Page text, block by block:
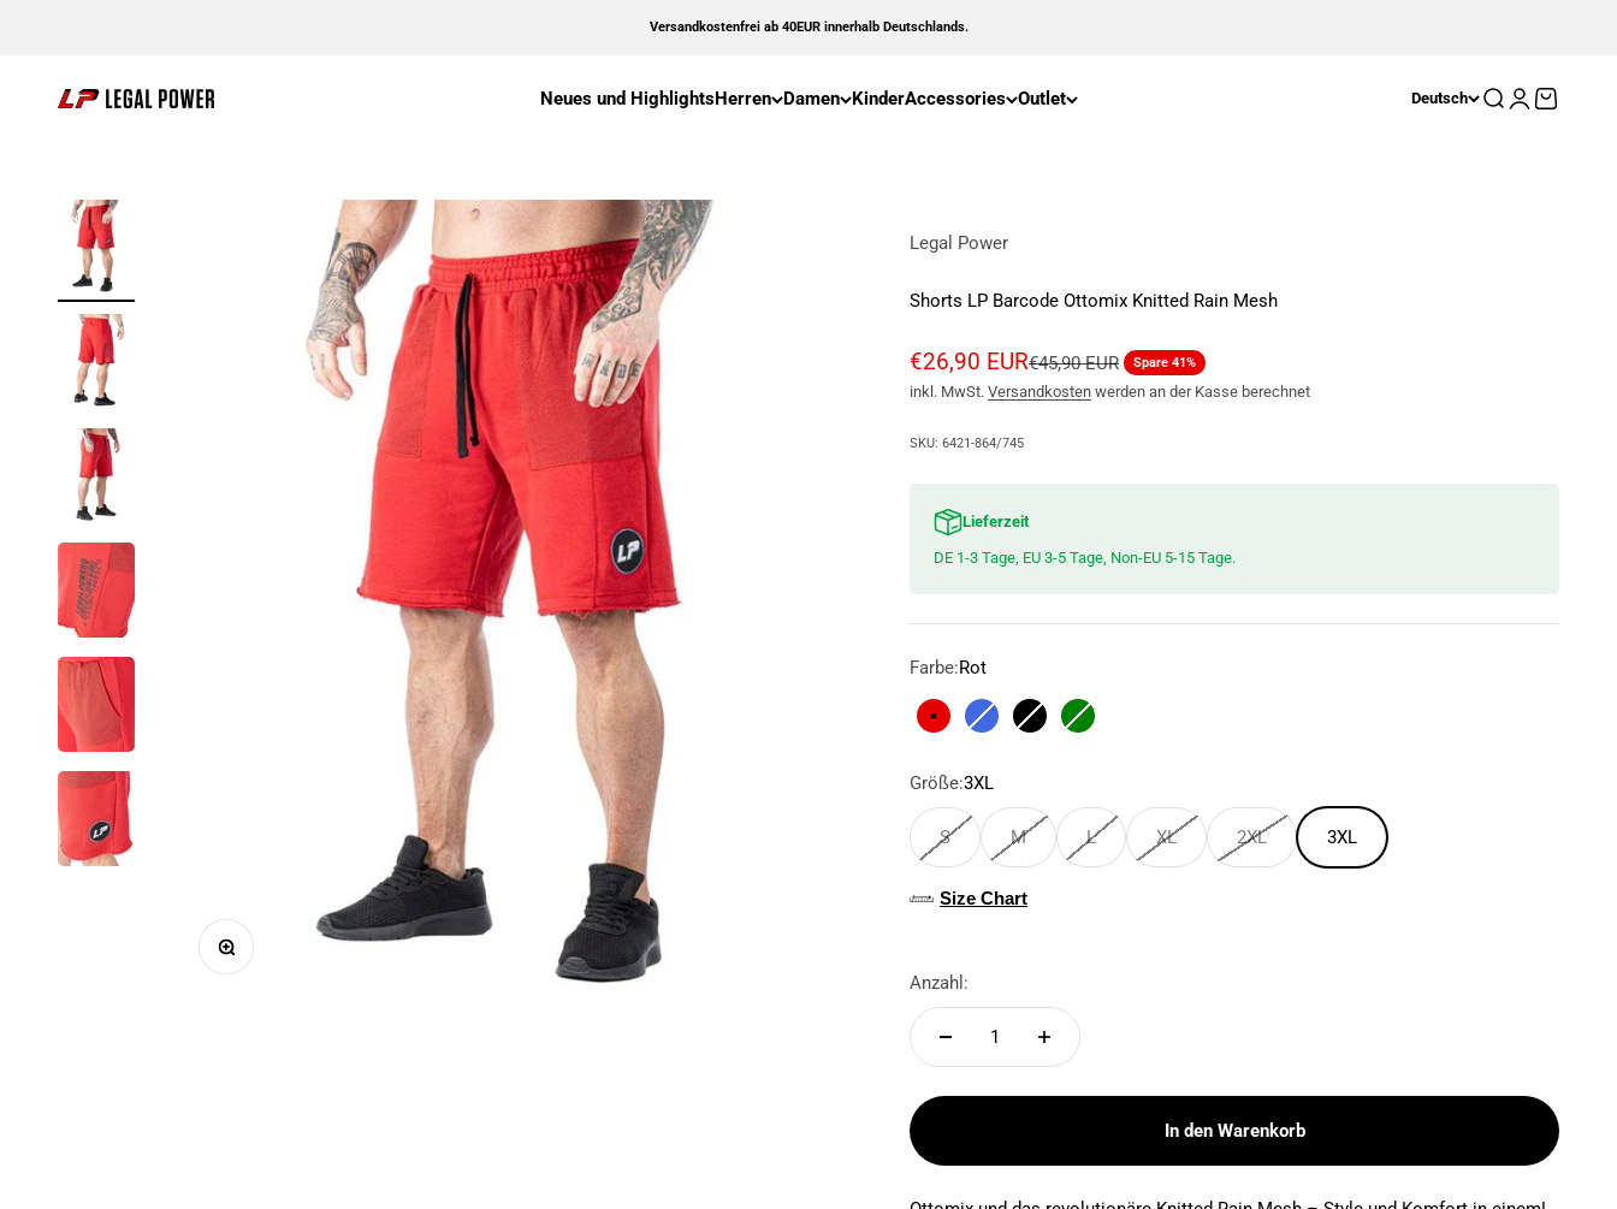
Versandkostenfrei ab 40EUR innerhalb Deutschlands.
Neues und HighlightsHerren Damen KinderAccessories Outlet
Legal Power Deutsch SucheAnmelden
Warenkorb
Bild vergrößern
Legal Power
Shorts LP Barcode Ottomix Knitted Rain Mesh
Angebot
€26,90 EURRegulärer Preis
€45,90 EUR Spare 41%
inkl. MwSt. Versandkosten werden an der Kasse berechnet
SKU: 6421-864/745
Lieferzeit
DE 1-3 Tage, EU 3-5 Tage, Non-EU 5-15 Tage.
Farbe:Rot
Rot Blau Schwarz
Grün
Größe:3XL
S M L XL 2XL 3XL
Size Chart
Anzahl:
In den Warenkorb